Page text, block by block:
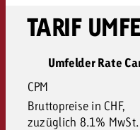
TARIF
Umfelder Rate
CPM
Bruttopreise in CHF,
zuzüglich 8.1% MwSt.